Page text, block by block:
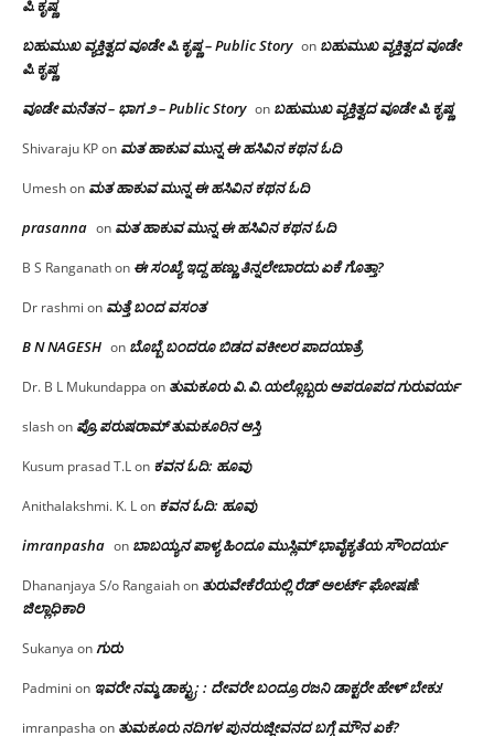
ಪಿ.ಕೃಷ್ಣ
ಬಹುಮುಖ ವ್ಯಕ್ತಿತ್ವದ ವೂಡೇ ಪಿ.ಕೃಷ್ಣ – Public Story on ಬಹುಮುಖ ವ್ಯಕ್ತಿತ್ವದ ವೂಡೇ
ಪಿ.ಕೃಷ್ಣ
ವೂಡೇ ಮನೆತನ – ಭಾಗ ೨ – Public Story on ಬಹುಮುಖ ವ್ಯಕ್ತಿತ್ವದ ವೂಡೇ ಪಿ.ಕೃಷ್ಣ
Shivaraju KPon ಮತ ಹಾಕುವ ಮುನ್ನ ಈ ಹಸಿವಿನ ಕಥನ ಓದಿ
Umeshon ಮತ ಹಾಕುವ ಮುನ್ನ ಈ ಹಸಿವಿನ ಕಥನ ಓದಿ
prasanna on ಮತ ಹಾಕುವ ಮುನ್ನ ಈ ಹಸಿವಿನ ಕಥನ ಓದಿ
B S Ranganathon ಈ ಸಂಖ್ಯೆ ಇದ್ದ ಹಣ್ಣು ತಿನ್ನಲೇಬಾರದು ಏಕೆ ಗೊತ್ತಾ?
Dr rashmi on ಮತ್ತೆ ಬಂದ ವಸಂತ
B N NAGESH on ಬೊಬ್ಬೆ ಬಂದರೂ ಬಿಡದ ವಕೀಲರ ಪಾದಯಾತ್ರೆ
Dr. B L Mukundappa on ತುಮಕೂರು‌ ವಿ.ವಿ.ಯಲ್ಲೊಬ್ಬರು ಅಪರೂಪದ ಗುರುವರ್ಯ
slashon ಪ್ರೊ.ಪರುಷರಾಮ್ ತುಮಕೂರಿನ ಆಸ್ತಿ
Kusum prasad T.Lon ಕವನ ಓದಿ: ಹೂವು
Anithalakshmi. K. Lon ಕವನ ಓದಿ: ಹೂವು
imranpasha on ಬಾಬಯ್ಯನ ಪಾಳ್ಯ ಹಿಂದೂ ಮುಸ್ಲಿಮ್ ಭಾವೈಕ್ಯತೆಯ ಸೌಂದರ್ಯ
Dhananjaya S/o Rangaiahon ತುರುವೇಕೆರೆಯಲ್ಲಿ ರೆಡ್ ಅಲರ್ಟ್ ಘೋಷಣೆ:
ಜಿಲ್ಲಾಧಿಕಾರಿ
Sukanya onಗುರು
Padmini on ಇವರೇ ನಮ್ಮ ಡಾಕ್ಟ್ರು; : ದೇವರೇ ಬಂದ್ರೂ ರಜನಿ ಡಾಕ್ಟರೇ ಹೇಳ್ ಬೇಕು!
imranpasha on ತುಮಕೂರು ನದಿಗಳ ಪುನರುಜ್ಜೀವನದ ಬಗ್ಗೆ ಮೌನ ಏಕೆ?